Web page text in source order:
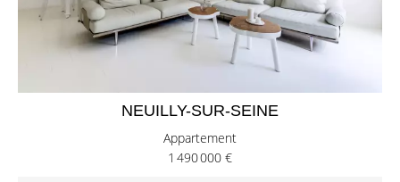
NEUILLY-SUR-SEINE
Appartement
1 490 000 €